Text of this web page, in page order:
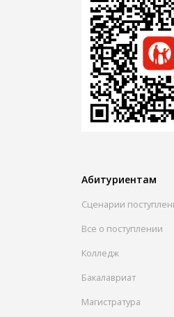
Абитуриентам
Сценарии
Все о поступлении
Колледж
Бакалавриат
Магистратура